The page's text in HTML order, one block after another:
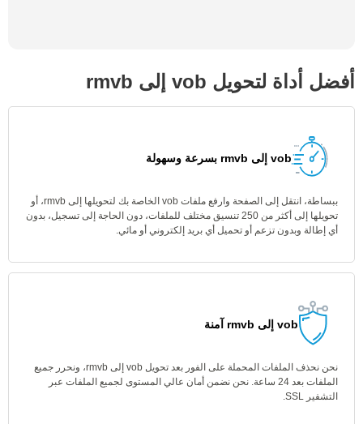
أفضل أداة لتحويل vob إلى rmvb
vob إلى rmvb بسرعة وسهولة
ببساطة، انتقل إلى الصفحة وارفع ملفات vob الخاصة بك لتحويلها إلى rmvb، أو
تحويلها إلى أكثر من 250 تنسيق مختلف للملفات، دون الحاجة إلى تسجيل، بدون
أي إطالة وبدون تزعم أو تحميل أي بريد إلكتروني أو مائي.
vob إلى rmvb آمنة
نحن نحذف الملفات المحملة على الفور بعد تحويل vob إلى rmvb، ونحرر جميع
الملفات بعد 24 ساعة. نحن نضمن أمان عالي المستوى لجميع الملفات عبر
التشفير SSL.